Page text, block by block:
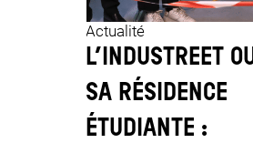
Actualité
L’INDUSTREET
SA RÉSIDENCE
ÉTUDIANTE :